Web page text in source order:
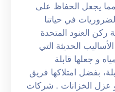
يجعل الحفاظ على
في حياتنا
ركن العنود المتحدة
الحديثة التي
و جعلها قابلة
بفضل امتلاكها فريق
الخزانات . شركات